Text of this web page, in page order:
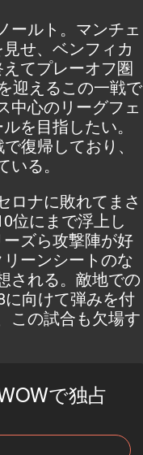
ールト。マンチェ
せ、ベンフィカ
てプレーオフ圏
迎えるこの一戦で
中心のリーグフェ
を目指したい。
復帰しており、
る。
ロナに敗れてまさ
位にまで浮上し
ズら攻撃陣が好
ーンシートのな
される。敵地での
向けて弾みを付
この試合も欠場す
で独占